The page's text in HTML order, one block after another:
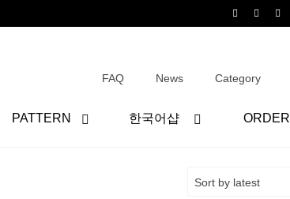
FAQ News Category
PATTERN 한국어샵 ORDER
Sort by latest